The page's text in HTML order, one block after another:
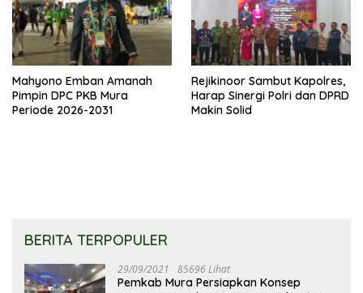
Mahyono Emban Amanah
Pimpin DPC PKB Mura
Periode 2026-2031
Rejikinoor Sambut Kapolres,
Harap Sinergi Polri dan DPRD
Makin Solid
BERITA TERPOPULER
29/09/2021 85696 Lihat
Pemkab Mura Persiapkan Konsep